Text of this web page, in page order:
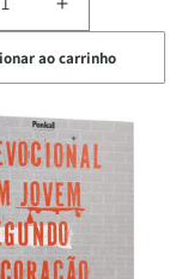
Aumentar
a
quantidade
de
Devocional
Café
com
Mulheres
da
Bíblia
|
ao carrinho